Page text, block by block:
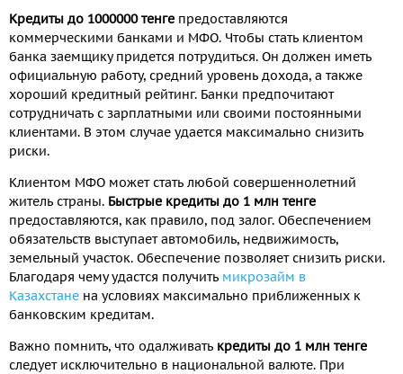
Кредиты до 1000000 тенге предоставляются
коммерческими банками и МФО. Чтобы стать клиентом
банка заемщику придется потрудиться. Он должен иметь
официальную работу, средний уровень дохода, а также
хороший кредитный рейтинг. Банки предпочитают
сотрудничать с зарплатными или своими постоянными
клиентами. В этом случае удается максимально снизить
риски.
Клиентом МФО может стать любой совершеннолетний
житель страны. Быстрые кредиты до 1 млн тенге
предоставляются, как правило, под залог. Обеспечением
обязательств выступает автомобиль, недвижимость,
земельный участок. Обеспечение позволяет снизить риски.
Благодаря чему удастся получить микрозайм в
Казахстане на условиях максимально приближенных к
банковским кредитам.
Важно помнить, что одалживать кредиты до 1 млн тенге
следует исключительно в национальной валюте. При